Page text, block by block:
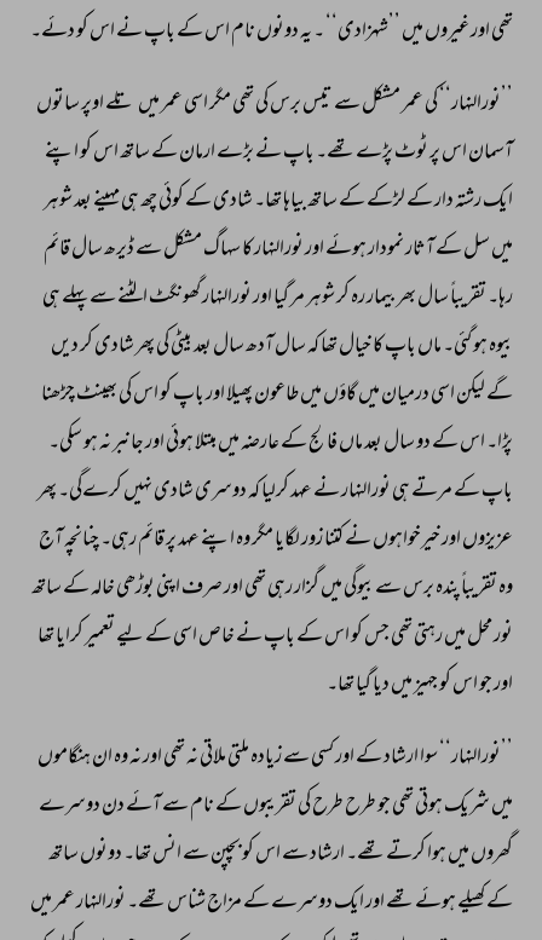
تھی اور غیروں میں ’’شہزادی‘‘ ۔ یہ دونوں نام اس کے باپ نے اس کو دئے۔
’’نورالنہار‘‘ کی عمر مشکل سے تیس برس کی تھی مگر اسی عمر میں تلے اوپر ساتوں
آسمان اس پر ٹوٹ پڑے تھے۔ باپ نے بڑے ارمان کے ساتھ اس کو اپنے
ایک رشتہ دار کے لڑکے کے ساتھ بیاہا تھا۔ شادی کے کوئی چھ ہی مہینے بعد شوہر
میں سل کے آثار نمودار ہوئے اور نورالنہار کا سہاگ مشکل سے ڈیرھ سال قائم
رہا۔ تقریباً سال بھر بیمار رہ کر شوہر مر گیا اور نورالنہار گھونگٹ الٹنے سے پہلے ہی
بیوہ ہو گئی۔ ماں باپ کا خیال تھا کہ سال آدھ سال بعد بیٹی کی پھر شادی کر دیں
گے لیکن اسی درمیان میں گاؤں میں طاعون پھیلا اور باپ کو اس کی بھینٹ چڑھنا
پڑا۔ اس کے دو سال بعد ماں فالج کے عارضہ میں مبتلا ہوئی اور جانبر نہ ہو سکی۔
باپ کے مرتے ہی نورالنہار نے عہد کرلیا کہ دوسری شادی نہیں کرےگی۔ پھر
عزیزوں اور خیرخواہوں نے کتنا زور لگایا مگر وہ اپنے عہد پر قائم رہی۔ چنانچہ آج
وہ تقریباً پندہ برس سے بیوگی میں گزار رہی تھی اور صرف اپنی بوڑھی خالہ کے ساتھ
نور محل میں رہتی تھی جس کو اس کے باپ نے خاص اسی کے لیے تعمیر کرایا تھا
اور جو اس کو جہیز میں دیا گیا تھا۔
’’نورالنہار‘‘ سوا ارشاد کے اور کسی سے زیادہ ملتی ملاتی نہ تھی اور نہ وہ ان ہنگاموں
میں شریک ہوتی تھی جو طرح طرح کی تقریبوں کے نام سے آئے دن دوسرے
گھروں میں ہوا کرتے تھے۔ ارشاد سے اس کو بچپن سے انس تھا۔ دونوں ساتھ
کے کھیلے ہوئے تھے اور ایک دوسرے کے مزاج شناس تھے۔ نورالنہار عمر میں